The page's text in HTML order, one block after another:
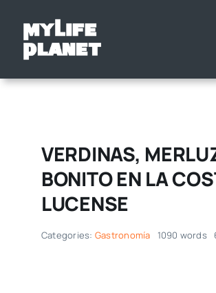
contenido
VERDINAS,
BONITO EN LA
LUCENSE
Categories: Gastronomía 1090 words